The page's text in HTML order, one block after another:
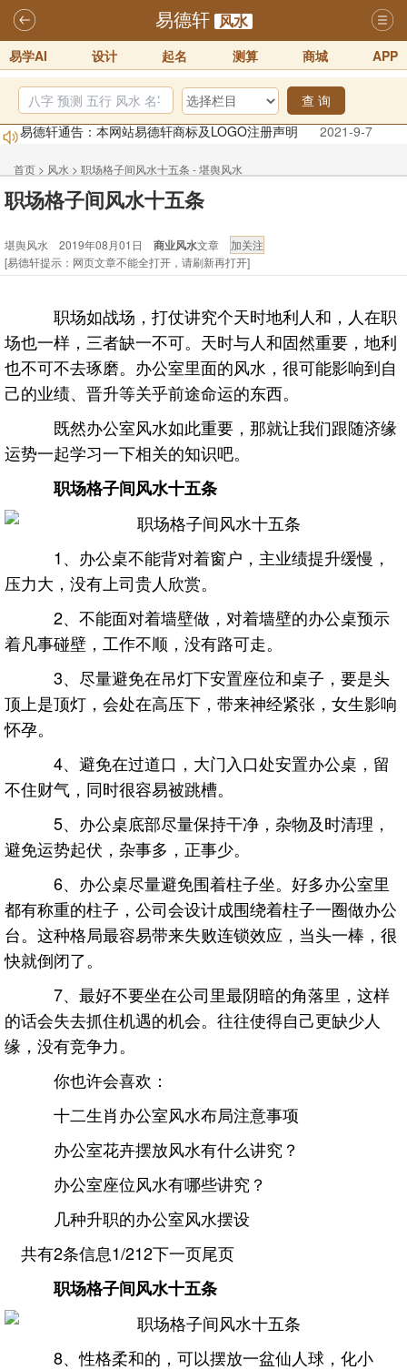
易德轩 风水
易学AI 设计 起名 测算 商城 APP
查 询
易德轩通告：本网站易德轩商标及LOGO注册声明
2021-9-7
易德轩易学ai，ai批八字紫微命理相学，ai智能体客服系统开通，欢迎
体验！！
2025-07-01
易德轩网重构及升能完成，欢迎大家来体验新程序及感觉！！
2026年化太岁锦囊属马、鼠、牛、龙、兔、狗、鸡生肖化太岁开始预
易德轩首席风水大师铁笔居士简介！！
2021-9-2
首页 > 风水 > 职场格子间风水十五条 - 堪舆风水
职场格子间风水十五条
堪舆风水 2019年08月01日 商业风水文章
[易德轩提示：网页文章不能全打开，请刷新再打开]
职场如战场，打仗讲究个天时地利人和，人在职
场也一样，三者缺一不可。天时与人和固然重要，地利
也不可不去琢磨。办公室里面的风水，很可能影响到自
己的业绩、晋升等关乎前途命运的东西。
既然办公室风水如此重要，那就让我们跟随济缘
运势一起学习一下相关的知识吧。
职场格子间风水十五条
1、办公桌不能背对着窗户，主业绩提升缓慢，
压力大，没有上司贵人欣赏。
2、不能面对着墙壁做，对着墙壁的办公桌预示
着凡事碰壁，工作不顺，没有路可走。
3、尽量避免在吊灯下安置座位和桌子，要是头
顶上是顶灯，会处在高压下，带来神经紧张，女生影响
怀孕。
4、避免在过道口，大门入口处安置办公桌，留
不住财气，同时很容易被跳槽。
5、办公桌底部尽量保持干净，杂物及时清理，
避免运势起伏，杂事多，正事少。
6、办公桌尽量避免围着柱子坐。好多办公室里
都有称重的柱子，公司会设计成围绕着柱子一圈做办公
台。这种格局最容易带来失败连锁效应，当头一棒，很
快就倒闭了。
7、最好不要坐在公司里最阴暗的角落里，这样
的话会失去抓住机遇的机会。往往使得自己更缺少人
缘，没有竞争力。
你也许会喜欢：
十二生肖办公室风水布局注意事项
办公室花卉摆放风水有什么讲究？
办公室座位风水有哪些讲究？
几种升职的办公室风水摆设
共有2条信息1/212下一页尾页
职场格子间风水十五条
8、性格柔和的，可以摆放一盆仙人球，化小